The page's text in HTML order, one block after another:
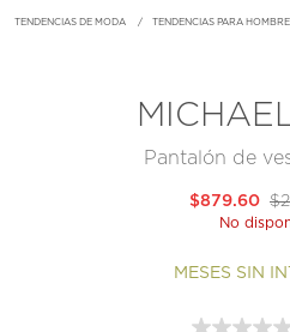
TENDENCIAS DE MODA TENDENCIAS PARA HOMBRE
Pantalón de
$879.60
No
MESES SIN